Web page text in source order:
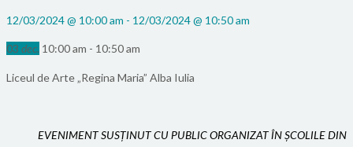
12/03/2024 @ 10:00 am - 12/03/2024 @ 10:50 am
03 dec. 10:00 am - 10:50 am
Liceul de Arte „Regina Maria” Alba Iulia
EVENIMENT SUSȚINUT CU PUBLIC ORGANIZAT ÎN ȘCOLILE DIN